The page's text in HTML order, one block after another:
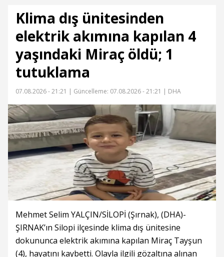
Klima dış ünitesinden
elektrik akımına kapılan 4
yaşındaki Miraç öldü; 1
tutuklama
07.08.2026 - 21:21 | Güncelleme: 07.08.2026 - 21:21 | DHA
Mehmet Selim YALÇIN/SİLOPİ (Şırnak), (DHA)-
ŞIRNAK’ın Silopi ilçesinde klima dış ünitesine
dokununca elektrik akımına kapılan Miraç Tayşun
(4), hayatını kaybetti. Olayla ilgili gözaltına alınan